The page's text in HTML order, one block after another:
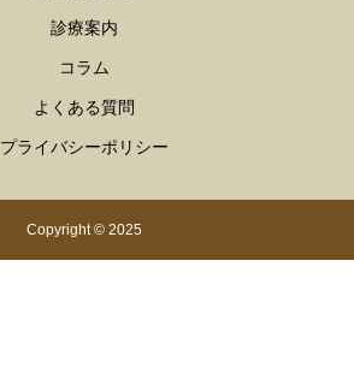
診療案内
コラム
よくある質問
プライバシーポリシー
Copyright © 2025